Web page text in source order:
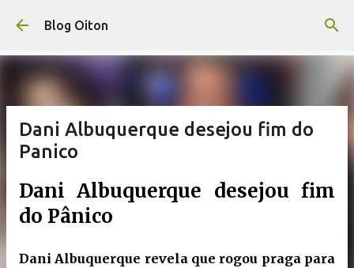
Pular para o conteúdo principal
Blog Oiton
Dani Albuquerque desejou fim do
Panico
Dani Albuquerque desejou fim
do Pânico
Dani Albuquerque revela que rogou praga para